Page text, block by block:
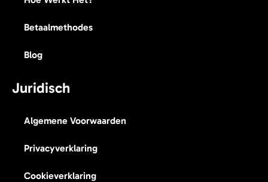
Betaalmethodes
Blog
Juridisch
Algemene Voorwaarden
Privacyverklaring
Cookieverklaring